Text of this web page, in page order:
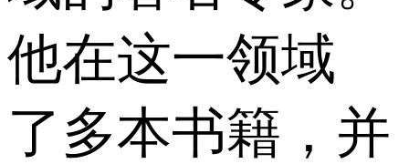
他在这一领域
了多本书籍，并